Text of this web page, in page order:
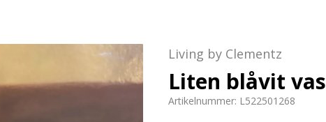
Living by Clementz
Liten blåvit vas
Artikelnummer: L522501268